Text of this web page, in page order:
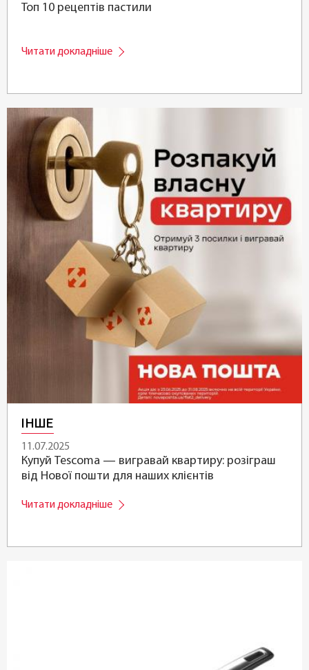
Топ 10 рецептів пастили
Читати докладніше
ІНШЕ
11.07.2025
Купуй Tescoma — вигравай квартиру: розіграш
від Нової пошти для наших клієнтів
Читати докладніше